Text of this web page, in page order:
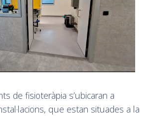
de fisioteràpia s’ubicaran a
que estan situades a la